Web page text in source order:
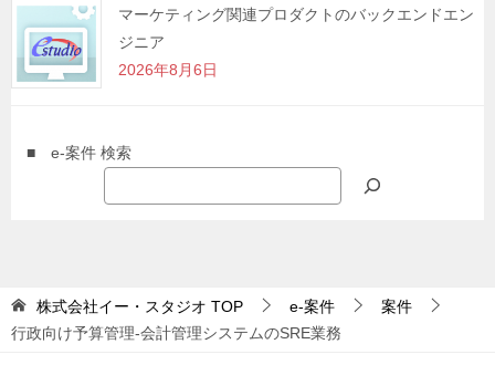
マーケティング関連プロダクトのバックエンドエン
ジニア
2026年8月6日
■ e-案件 検索
株式会社イー・スタジオ TOP e-案件
案件
行政向け予算管理-会計管理システムのSRE業務